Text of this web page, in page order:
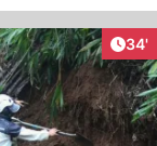
34'